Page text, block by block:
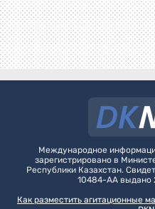
Международное
зарегистрировано в
Республики Казахстан.
10484-АА выдано
Как разместить агитационные